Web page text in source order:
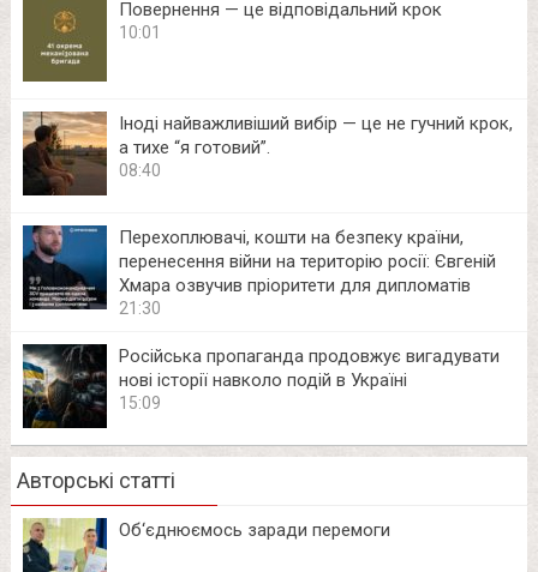
Повернення — це відповідальний крок
10:01
Іноді найважливіший вибір — це не гучний крок,
а тихе “я готовий”.
08:40
Перехоплювачі, кошти на безпеку країни,
перенесення війни на територію росії: Євгеній
Хмара озвучив пріоритети для дипломатів
21:30
Російська пропаганда продовжує вигадувати
нові історії навколо подій в Україні
15:09
Авторські статті
Об‘єднюємось заради перемоги